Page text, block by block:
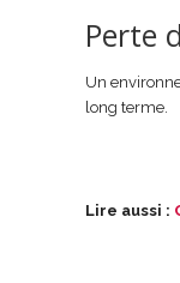
Perte
Un
long terme.
Lire aussi :